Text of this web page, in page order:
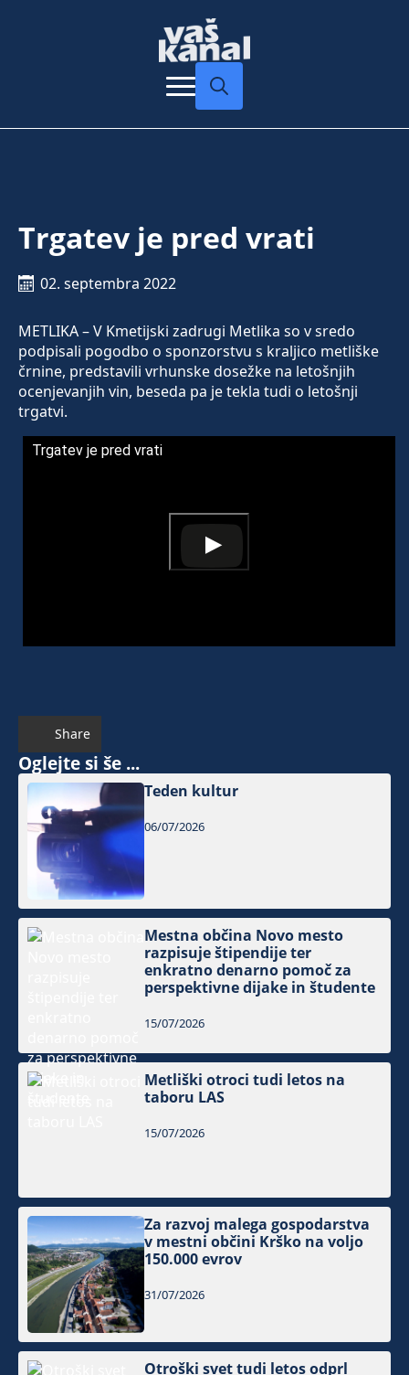
Trgatev je pred vrati
02. septembra 2022
METLIKA – V Kmetijski zadrugi Metlika so v sredo
podpisali pogodbo o sponzorstvu s kraljico metliške
črnine, predstavili vrhunske dosežke na letošnjih
ocenjevanjih vin, beseda pa je tekla tudi o letošnji
trgatvi.
Trgatev je pred vrati
Share
Oglejte si še ...
Teden kultur
06/07/2026
Mestna občina Novo mesto
razpisuje štipendije ter
enkratno denarno pomoč za
perspektivne dijake in študente
15/07/2026
Metliški otroci tudi letos na
taboru LAS
15/07/2026
Za razvoj malega gospodarstva
v mestni občini Krško na voljo
150.000 evrov
31/07/2026
Otroški svet tudi letos odprl